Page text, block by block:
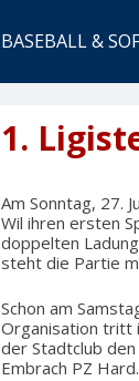
BASEBALL &
1.
Am Sonntag, 27.
Wil ihren ersten
doppelten
steht die Partie
Schon am
Organisation tritt
der Stadtclub
Embrach PZ Hard.